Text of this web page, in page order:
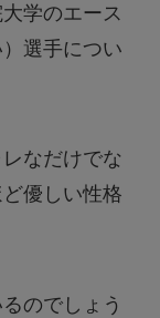
学のエース
選手につい
なだけでな
優しい性格
のでしょう